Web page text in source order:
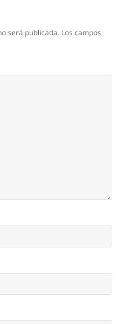
será publicada. Los campos